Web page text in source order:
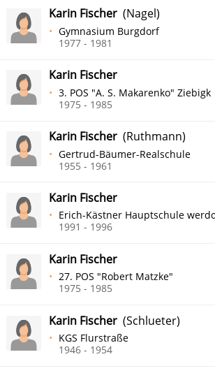
Karin Fischer (Nagel)
Gymnasium Burgdorf
1977 - 1981
Karin Fischer
3. POS "A. S. Makarenko" Ziebigk
1975 - 1985
Karin Fischer (Ruthmann)
Gertrud-Bäumer-Realschule
1955 - 1961
Karin Fischer
Erich-Kästner Hauptschule
1991 - 1996
Karin Fischer
27. POS "Robert Matzke"
1975 - 1985
Karin Fischer (Schlueter)
KGS Flurstraße
1946 - 1954